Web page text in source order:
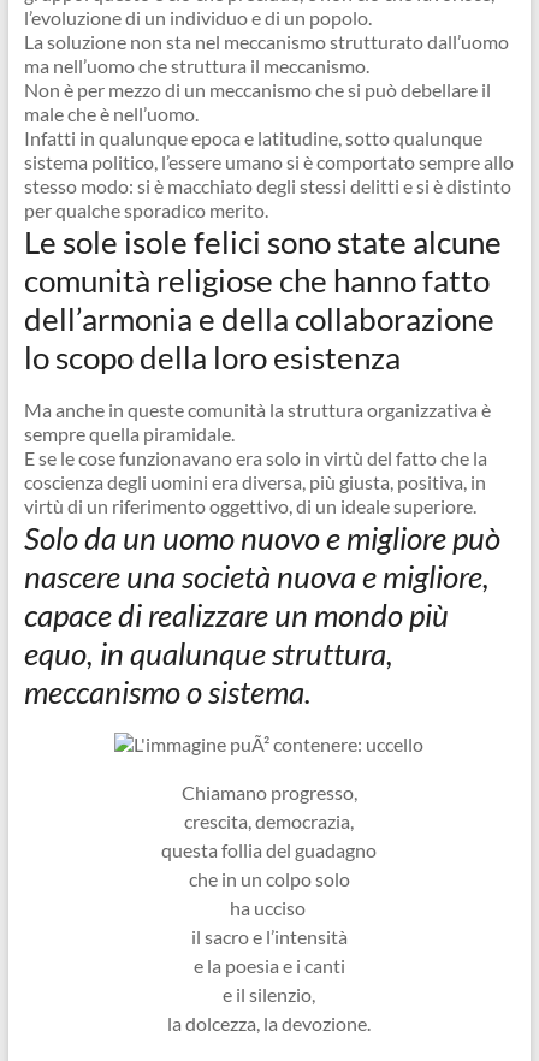
l’evoluzione di un individuo e di un popolo.
La soluzione non sta nel meccanismo strutturato dall’uomo
ma nell’uomo che struttura il meccanismo.
Non è per mezzo di un meccanismo che si può debellare il
male che è nell’uomo.
Infatti in qualunque epoca e latitudine, sotto qualunque
sistema politico, l’essere umano si è comportato sempre allo
stesso modo: si è macchiato degli stessi delitti e si è distinto
per qualche sporadico merito.
Le sole isole felici sono state alcune
comunità religiose che hanno fatto
dell’armonia e della collaborazione
lo scopo della loro esistenza
Ma anche in queste comunità la struttura organizzativa è
sempre quella piramidale.
E se le cose funzionavano era solo in virtù del fatto che la
coscienza degli uomini era diversa, più giusta, positiva, in
virtù di un riferimento oggettivo, di un ideale superiore.
Solo da un uomo nuovo e migliore può
nascere una società nuova e migliore,
capace di realizzare un mondo più
equo, in qualunque struttura,
meccanismo o sistema.
Chiamano progresso,
crescita, democrazia,
questa follia del guadagno
che in un colpo solo
ha ucciso
il sacro e l’intensità
e la poesia e i canti
e il silenzio,
la dolcezza, la devozione.